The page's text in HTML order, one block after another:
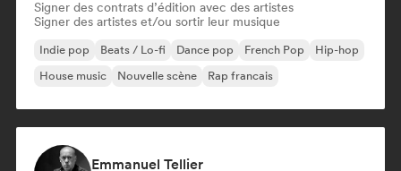
Signer des contrats d’édition avec des artistes
Signer des artistes et/ou sortir leur musique
Indie pop Beats / Lo-fi Dance pop French Pop
Hip-hop
House music
Nouvelle scène Rap francais
Emmanuel Tellier